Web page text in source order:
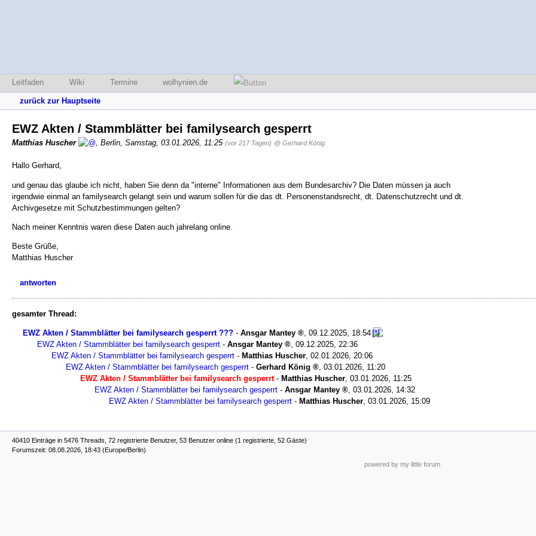
Leitfaden Wiki Termine wolhynien.de
zurück zur Hauptseite
EWZ Akten / Stammblätter bei familysearch gesperrt
Matthias Huscher , Berlin, Samstag, 03.01.2026, 11:25 (vor 217 Tagen) @ Gerhard König
Hallo Gerhard,
und genau das glaube ich nicht, haben Sie denn da "interne" Informationen aus dem Bundesarchiv? Die Daten müssen ja auch
irgendwie einmal an familysearch gelangt sein und warum sollen für die das dt. Personenstandsrecht, dt. Datenschutzrecht und dt.
Archivgesetze mit Schutzbestimmungen gelten?
Nach meiner Kenntnis waren diese Daten auch jahrelang online.
Beste Grüße,
Matthias Huscher
antworten
gesamter Thread:
EWZ Akten / Stammblätter bei familysearch gesperrt ??? - Ansgar Mantey
09.12.2025, 18:54
EWZ Akten / Stammblätter bei familysearch gesperrt - Ansgar Mantey
09.12.2025, 22:36
EWZ Akten / Stammblätter bei familysearch gesperrt - Matthias Huscher 02.01.2026, 20:06
EWZ Akten / Stammblätter bei familysearch gesperrt - Gerhard König
03.01.2026, 11:20
EWZ Akten / Stammblätter bei familysearch gesperrt- Matthias Huscher 03.01.2026, 11:25
EWZ Akten / Stammblätter bei familysearch gesperrt - Ansgar Mantey
03.01.2026, 14:32
EWZ Akten / Stammblätter bei familysearch gesperrt - Matthias Huscher 03.01.2026, 15:09
40410 Einträge in 5476 Threads, 72 registrierte Benutzer, 53 Benutzer online (1 registrierte, 52 Gäste)
Forumszeit: 08.08.2026, 18:43 (Europe/Berlin)
powered by my little forum